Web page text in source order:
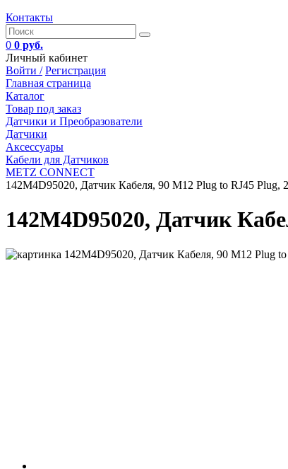
Контакты
0 0 руб.
Личный кабинет
Войти / Регистрация
Главная страница
Каталог
Товар под заказ
Датчики и Преобразователи
Датчики
Аксессуары
Кабели для Датчиков
METZ CONNECT
142M4D95020, Датчик Кабеля, 90 M12 Plug to RJ45 Plug,
142M4D95020, Датчик